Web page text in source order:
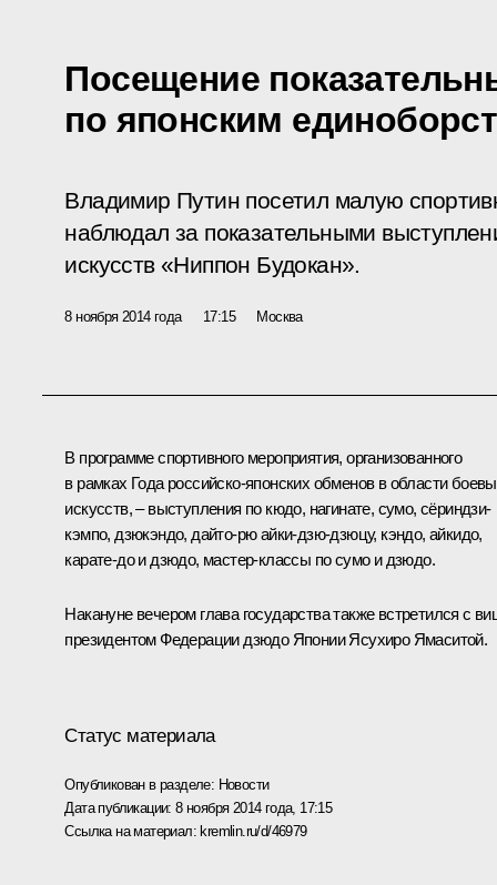
Посещение
по японским
Владимир Путин посетил малую
наблюдал за показательными
искусств «Ниппон Будокан».
8 ноября 2014 года 17:15 Москва
В программе спортивного мероприятия, организованного
в рамках Года российско-японских обменов в области
искусств, – выступления по кюдо, нагинате, сумо, сёриндзи-
кэмпо, дзюкэндо, дайто-рю айки-дзю-дзюцу, кэндо, айкидо,
карате-до и дзюдо, мастер-классы по сумо и дзюдо.
Накануне вечером глава государства также встретился с
президентом Федерации дзюдо Японии Ясухиро Ямаситой.
Статус материала
Опубликован в разделе: Новости
Дата публикации:8 ноября 2014 года, 17:15
Ссылка на материал: kremlin.ru/d/46979